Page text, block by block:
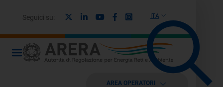
ITA
Seguici su: LinkedinYoutubeFacebook
Instagram
AREA OPERATORI